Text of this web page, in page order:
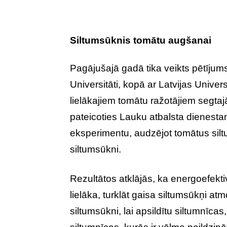
Siltumsūknis tomātu augšanai
Pagājušajā gadā tika veikts
Universitāti, kopā ar Latvijas
lielākajiem tomātu ražotājiem
pateicoties Lauku atbalsta
eksperimentu, audzējot tomātus
siltumsūkni.
Rezultātos atklājās, ka
lielāka, turklāt gaisa siltumsūkņi
siltumsūkni, lai apsildītu